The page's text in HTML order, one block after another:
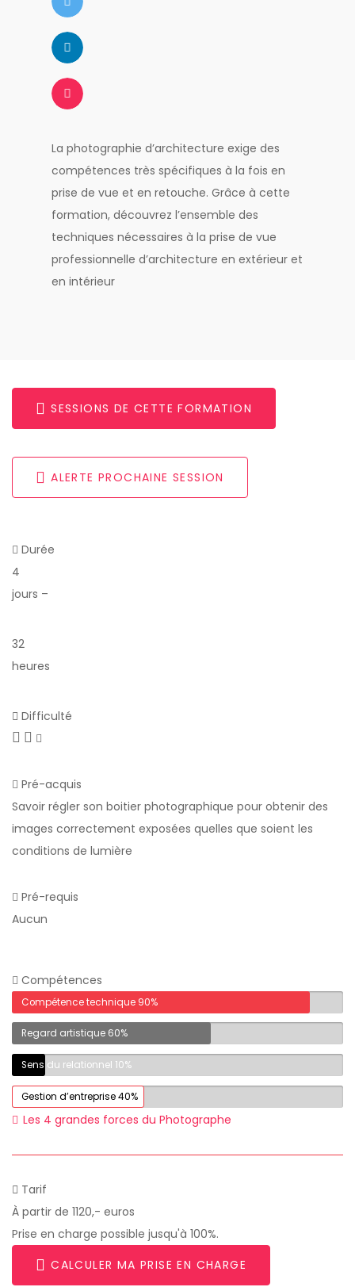
La photographie d’architecture exige des
compétences très spécifiques à la fois en
prise de vue et en retouche. Grâce à cette
formation, découvrez l’ensemble des
techniques nécessaires à la prise de vue
professionnelle d’architecture en extérieur et
en intérieur
SESSIONS DE CETTE FORMATION
ALERTE PROCHAINE SESSION
Durée
4
jours –
32
heures
Difficulté
Pré-acquis
Savoir régler son boitier photographique pour obtenir des
images correctement exposées quelles que soient les
conditions de lumière
Pré-requis
Aucun
Compétences
Compétence technique 90%
Regard artistique 60%
Sens du relationnel 10%
Gestion d’entreprise40%
Les 4 grandes forces du Photographe
Tarif
À partir de 1120,- euros
Prise en charge possible jusqu'à 100%.
CALCULER MA PRISE EN CHARGE